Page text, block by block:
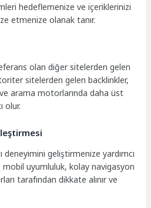
hedeflemenize ve içeriklerinizi
etmenize olanak tanır.
olan diğer sitelerden gelen
sitelerden gelen backlinkler,
arama motorlarında daha üst
olur.
deneyimini geliştirmenize yardımcı
mobil uyumluluk, kolay navigasyon
tarafından dikkate alınır ve